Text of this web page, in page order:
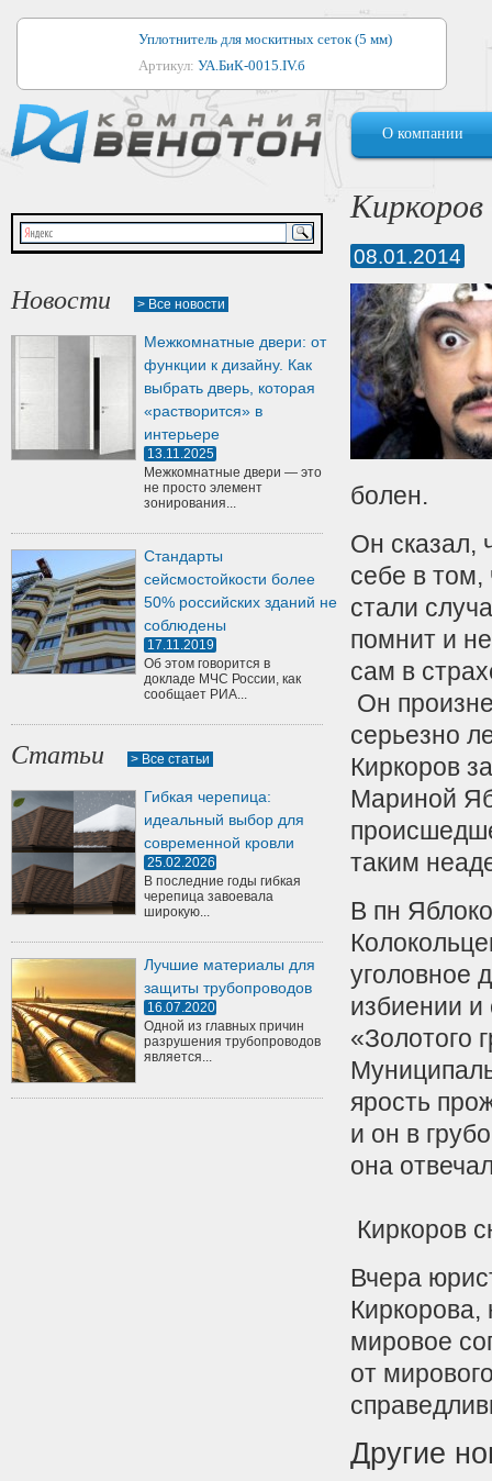
Уплотнитель для москитных сеток (5 мм)
Артикул: УА.БиК-0015.IV.б
Уплотнитель для алюминиевых окон
Артикул:1044
Уплотнитель для деревянных окон
Артикул:УМ.БиК-0062.IV.б
Уплотнитель лоджиевый для (4, 5, 6 мм)
Уплотнитель для деревянных дверей
Артикул:
О компании
Новости > Все новости
Межкомнатные двери: от
функции к дизайну. Как
выбрать дверь, которая
«растворится» в
интерьере
13.11.2025
Межкомнатные двери — это
не просто элемент
зонирования...
Стандарты
сейсмостойкости более
50% российских зданий не
соблюдены
17.11.2019
Об этом говорится в
докладе МЧС России, как
сообщает РИА...
Статьи > Все статьи
Гибкая черепица:
идеальный выбор для
современной кровли
25.02.2026
В последние годы гибкая
черепица завоевала
широкую...
Лучшие материалы для
защиты трубопроводов
16.07.2020
Одной из главных причин
разрушения трубопроводов
является...
Киркоров
08.01.2014
болен.
Он сказал,
себе в том,
стали
помнит и
сам в
Он
серьезно
Киркоров
Мариной
таким
В пн
уголовное
избиении и
«Золотого
ярость
и он в
она
Киркоров
Вчера
мировое
от
Другие